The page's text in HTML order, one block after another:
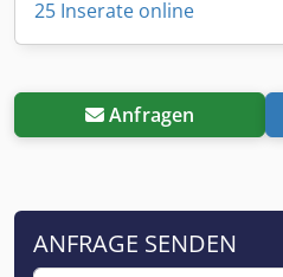
25 Inserate online
Anfragen
ANFRAGE SENDEN